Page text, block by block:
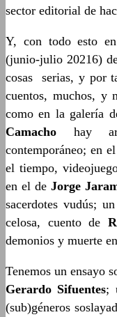
sector editorial de
Y, con todo esto
(junio-julio 20216)
cosas serias, y por
cuentos, muchos, y
como en la galería
Camacho hay
contemporáneo; en
el tiempo,
en el de Jorge
sacerdotes vudús;
celosa, cuento de
demonios y muerte
Tenemos un ensayo
Gerardo Sifuentes;
(sub)géneros